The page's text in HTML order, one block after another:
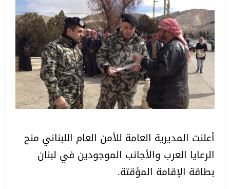
أعلنت المديرية العامة للأمن العام اللبناني منح
الرعايا العرب والأجانب الموجودين في لبنان
بطاقة الإقامة المؤقتة.